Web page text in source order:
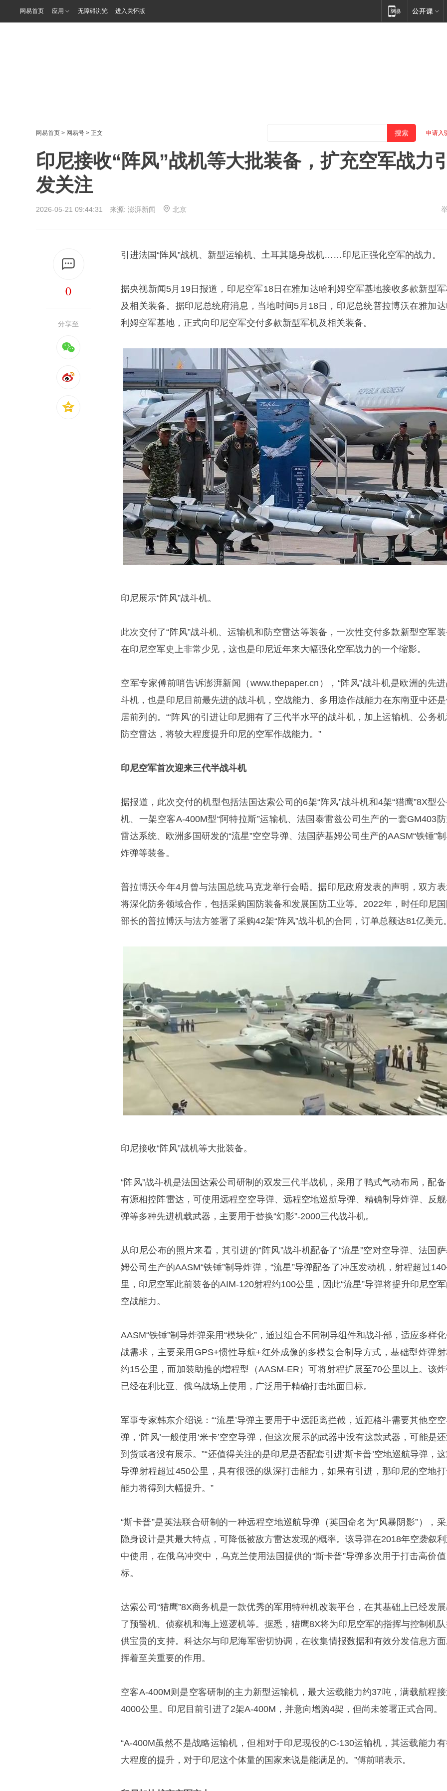
网易首页 应用 无障碍浏览 进入关怀版
网易首页 > 网易号 > 正文 申请入
印尼接收“阵风”战机等大批装备，扩充空军战力
发关注
2026-05-21 09:44:31 来源: 澎湃新闻 北京
0
分享至
引进法国“阵风”战机、新型运输机、土耳其隐身战机……印尼正强化空军的战力。
据央视新闻5月19日报道，印尼空军18日在雅加达哈利姆空军基地接收多款新型
及相关装备。据印尼总统府消息，当地时间5月18日，印尼总统普拉博沃在雅加
利姆空军基地，正式向印尼空军交付多款新型军机及相关装备。
印尼展示“阵风”战斗机。
此次交付了“阵风”战斗机、运输机和防空雷达等装备，一次性交付多款新型空军
在印尼空军史上非常少见，这也是印尼近年来大幅强化空军战力的一个缩影。
空军专家傅前哨告诉澎湃新闻（www.thepaper.cn），“阵风”战斗机是欧洲的先
斗机，也是印尼目前最先进的战斗机，空战能力、多用途作战能力在东南亚中还
居前列的。“‘阵风’的引进让印尼拥有了三代半水平的战斗机，加上运输机、公务
防空雷达，将较大程度提升印尼的空军作战能力。”
印尼空军首次迎来三代半战斗机
据报道，此次交付的机型包括法国达索公司的6架“阵风”战斗机和4架“猎鹰”8X型
机、一架空客A-400M型“阿特拉斯”运输机、法国泰雷兹公司生产的一套GM403
雷达系统、欧洲多国研发的“流星”空空导弹、法国萨基姆公司生产的AASM“铁锤”
炸弹等装备。
普拉博沃今年4月曾与法国总统马克龙举行会晤。据印尼政府发表的声明，双方
将深化防务领域合作，包括采购国防装备和发展国防工业等。2022年，时任印尼
部长的普拉博沃与法方签署了采购42架“阵风”战斗机的合同，订单总额达81亿美元
印尼接收“阵风”战机等大批装备。
“阵风”战斗机是法国达索公司研制的双发三代半战机，采用了鸭式气动布局，配
有源相控阵雷达，可使用远程空空导弹、远程空地巡航导弹、精确制导炸弹、反
弹等多种先进机载武器，主要用于替换“幻影”-2000三代战斗机。
从印尼公布的照片来看，其引进的“阵风”战斗机配备了“流星”空对空导弹、法国
姆公司生产的AASM“铁锤”制导炸弹，“流星”导弹配备了冲压发动机，射程超过
里，印尼空军此前装备的AIM-120射程约100公里，因此“流星”导弹将提升印尼空
空战能力。
AASM“铁锤”制导炸弹采用“模块化”，通过组合不同制导组件和战斗部，适应多样
战需求，主要采用GPS+惯性导航+红外成像的多模复合制导方式，基础型炸弹
约15公里，而加装助推的增程型（AASM-ER）可将射程扩展至70公里以上。该
已经在利比亚、俄乌战场上使用，广泛用于精确打击地面目标。
军事专家韩东介绍说：“‘流星’导弹主要用于中远距离拦截，近距格斗需要其他空
弹，‘阵风’一般使用‘米卡’空空导弹，但这次展示的武器中没有这款武器，可能是
到货或者没有展示。”“还值得关注的是印尼是否配套引进‘斯卡普’空地巡航导弹，
导弹射程超过450公里，具有很强的纵深打击能力，如果有引进，那印尼的空地
能力将得到大幅提升。”
“斯卡普”是英法联合研制的一种远程空地巡航导弹（英国命名为“风暴阴影”），
隐身设计是其最大特点，可降低被敌方雷达发现的概率。该导弹在2018年空袭叙
中使用，在俄乌冲突中，乌克兰使用法国提供的“斯卡普”导弹多次用于打击高价
标。
达索公司“猎鹰”8X商务机是一款优秀的军用特种机改装平台，在其基础上已经发
了预警机、侦察机和海上巡逻机等。据悉，猎鹰8X将为印尼空军的指挥与控制机
供宝贵的支持。科达尔与印尼海军密切协调，在收集情报数据和有效分发信息方
挥着至关重要的作用。
空客A-400M则是空客研制的主力新型运输机，最大运载能力约37吨，满载航程
4000公里。印尼目前引进了2架A-400M，并意向增购4架‌，但尚未签署正式合同。‌‌
“A-400M虽然不是战略运输机，但相对于印尼现役的C-130运输机，其运载能力
大程度的提升，对于印尼这个体量的国家来说是能满足的。”傅前哨表示。